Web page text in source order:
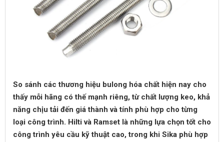
So sánh các thương hiệu bulong hóa chất hiện nay cho
thấy mỗi hãng có thế mạnh riêng, từ chất lượng keo, khả
năng chịu tải đến giá thành và tính phù hợp cho từng
loại công trình. Hilti và Ramset là những lựa chọn tốt cho
công trình yêu cầu kỹ thuật cao, trong khi Sika phù hợp